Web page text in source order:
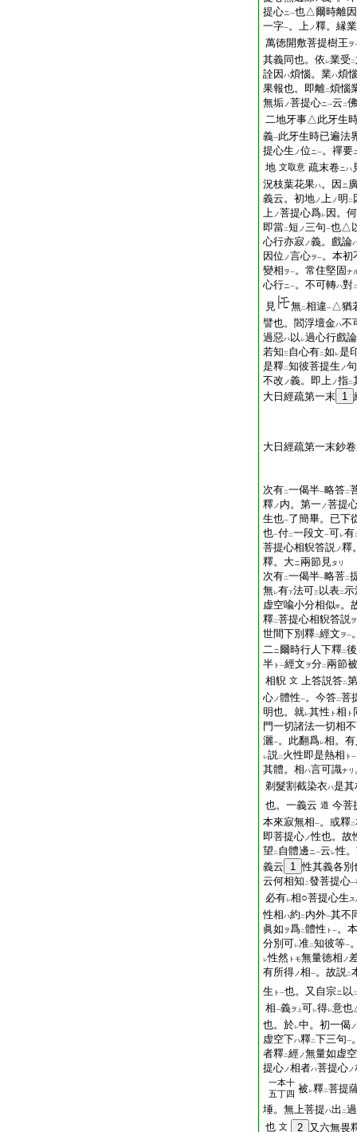
提心ニ一也△爾時離因
一字一。上ノ釋。縁
萬徳開敷菩提樹王 ヲ
其義同也。依 レ業受 二
詮因 ハ煩惱。業ハ煩
果報也。即離二煩惱
無垢ノ菩提心ニ一云 二
二地牙事△此牙生
義一此牙生時已遍法
提心生 ノ位ニ一。禪要
地 文取意 疏末卷ニハ
況枝葉花果ハ。因 ニ
義云。初地ノ上ノ明 二
上ノ菩提心爲レ 因。
即當二短 ノ三句一也△
心行亦寂 ノ義。戲論
因位 ノ言心ヲ一。本初
變相 ヲ一。常住堅固 ナ
心行ニ一。不可轉ハ對二
見 無二相違一△猶
譬也。閻浮壇金ハ不
過惡ハ 以 レ過心行戲論
若知三自心有二如 レ是
是釋二知彼菩提生 ノ句
不改 ノ義。即上ノ指二
大日經疏第一末 1
大日經疏第一末鈔
次有二一偈半一略答二
釋ノ 内。第一ノ菩提
生也一了簡畢。已下
也一付二一段文一可レ有
菩提心相貎答説ノ釋
釋。大ニ兩節見タリ
次有二一偈半一略菩二
無レ有下法可三 以表二示
虚空喩小分相似甲 。
釋二菩提心相貎答説ヲ
世間下別釋二經文 ヲ一
二ニ爾時行人下釋二
半 ト 一經文 ヲ分二兩節被
相貎 文 上答説答二
心ノ體性一。今答二菩
明也。就レ其性 ト 相 ト
門一切諸法一切相
灑一。此翻爲レ相。
レ説二 火性即是熱相 ト 一
其體。相ハ言可識ナリ
剃髮割截染衣ハ是其
也。一義云 道 今菩
本來寂無相一。或釋二
即菩提心ノ性也。故
望 二 自體邊ニ一云 レ性
義云
1 性其義各別
云何相知 二發菩提心一
必有レ相○菩提心生 ス
性相ハ約 二 内外一其不
眞如 ヲ爲二體性 ト 一。
分別可レ准二知彼等一
レ性然 トモ無量徳相 ノ
有所得ノ相一。故説二
生 ト 一也。又自宗ニ 以 二
相一義ヲ 上可レ得レ意也
也。於レ中。初一偈ノ
虚空下ハ釋二下三句一
者釋二經ノ無量如虚空
提心ノ相者ハ菩提心ノ
一本十
五丁四 被 レ釋二菩提
埵。無上菩提ハ出 二
也 文 2 又六無畏